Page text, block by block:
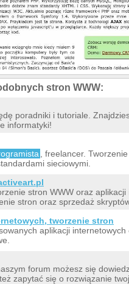
stron WWW:
poradniki i tutoriale.
informatyki!
, freelancer.
sieciowymi.
stron WWW oraz
stron oraz sprzedaż
tworzenie stron
aplikacji
forum możesz się
zapytać się o rozwiązanie